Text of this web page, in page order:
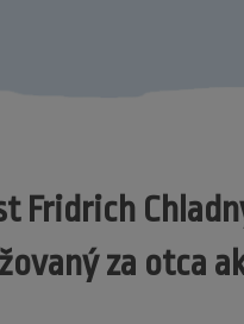
Fridrich
za otca